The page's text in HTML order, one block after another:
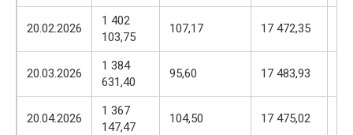
20.02.2026
1 402
103,75
107,17 17 472,35
20.03.2026
1 384
631,40
95,60 17 483,93
20.04.2026
1 367
147,47
104,50 17 475,02